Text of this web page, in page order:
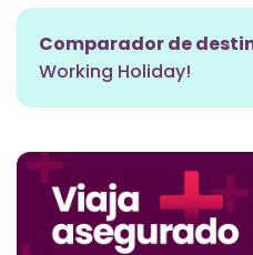
Comparador de
Working Holiday!